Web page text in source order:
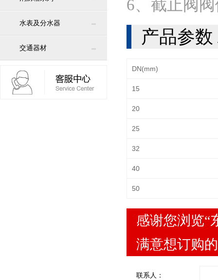
水表及分水器
交通器材
6、截止阀
产品参数
DN(mm)
15
20
25
32
40
50
感谢您浏览“
满意想订购
联系人：